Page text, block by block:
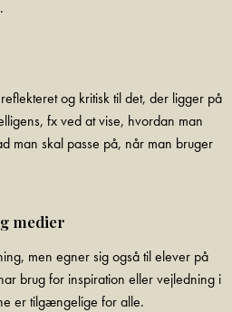
og kritisk til det, der ligger på
fx ved at vise, hvordan man
man skal passe på, når man bruger
medier
men egner sig også til elever på
brug for inspiration eller vejledning i
er tilgængelige for alle.